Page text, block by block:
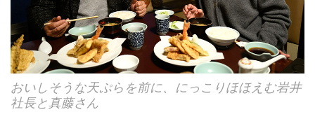
おいしそうな天ぷらを前に、にっこりほほえむ岩井
社長と真藤さん